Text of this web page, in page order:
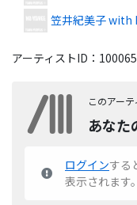
笠井紀美子
アーティストID：
このアー
あなた
ログインする
表示されます。